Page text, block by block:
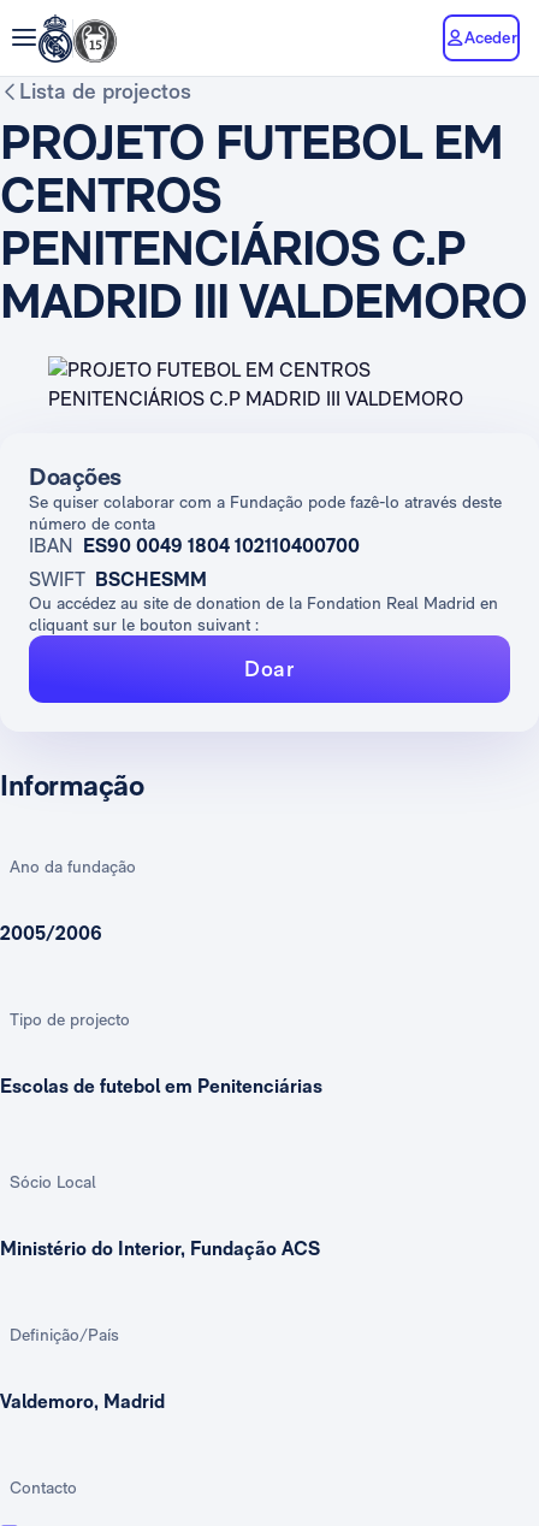
Aceder
Lista de projectos
PROJETO FUTEBOL EM
CENTROS
PENITENCIÁRIOS C.P
MADRID III VALDEMORO
Informação
Ano da fundação
2005/2006
Tipo de projecto
Escolas de futebol em Penitenciárias
Sócio Local
Ministério do Interior, Fundação ACS
Definição/País
Valdemoro, Madrid
Contacto
Doações
Se quiser colaborar com a Fundação pode fazê-lo através deste
número de conta
IBAN ES90 0049 1804 102110400700
SWIFT BSCHESMM
Ou accédez au site de donation de la Fondation Real Madrid en
cliquant sur le bouton suivant :
Doar